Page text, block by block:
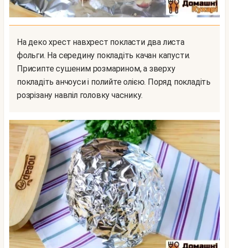
На деко хрест навхрест покласти два листа
фольги. На середину покладіть качан капусти.
Присипте сушеним розмарином, а зверху
покладіть анчоуси і полийте олією. Поряд покладіть
розрізану навпіл головку часнику.